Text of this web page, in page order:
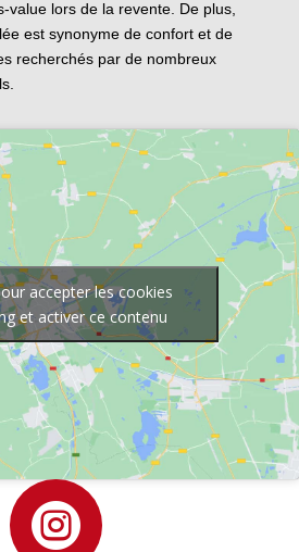
value lors de la revente. De plus,
est synonyme de confort et de
recherchés par de nombreux
accepter les cookies
et activer ce contenu
